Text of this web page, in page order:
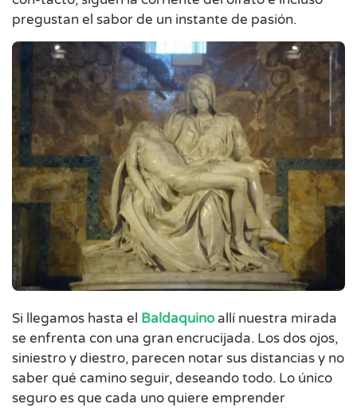
pregustan el sabor de un instante de pasión.
Si llegamos hasta el Baldaquinoallí nuestra mirada
se enfrenta con una gran encrucijada. Los dos ojos,
siniestro y diestro, parecen notar sus distancias y no
saber qué camino seguir, deseando todo. Lo único
seguro es que cada uno quiere emprender